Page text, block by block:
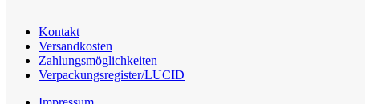
Kontakt
Versandkosten
Zahlungsmöglichkeiten
Verpackungsregister/LUCID